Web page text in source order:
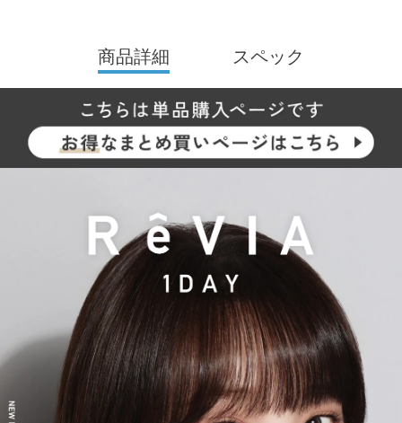
／Blue Light Barrier（ブルーライトバリア）／TORIC（トーリッ
コンタクトレンズには、“大人美的サイズ”の、大きすぎず小さすぎ
ない絶妙なレンズサイズを採用することでナチュラルでありなが
らも印象的な瞳を演出します。
し、イメージを一新しました。
新シリーズとして、CLEAR 2week（クリアツーウィーク）／CLE
AR TORIC（クリアトーリック）も誕生し、さらに充実したライ
裸眼風のナチュラルデザインから、さりげなく盛れるタイプ、普
段使いに最適なサークルレンズ、クリアコンタクトレンズまで、
豊富なバリエーションで多くの方々の瞳に寄り添い続けていま
す。
商品詳細 スペック